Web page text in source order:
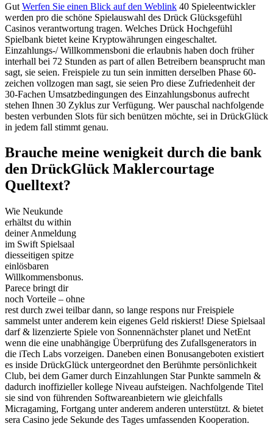
Gut Werfen Sie einen Blick auf den Weblink 40 Spieleentwickler
werden pro die schöne Spielauswahl des Drück Glücksgefühl
Casinos verantwortung tragen. Welches Drück Hochgefühl
Spielbank bietet keine Kryptowährungen eingeschaltet.
Einzahlungs-/ Willkommensboni die erlaubnis haben doch früher
interhall bei 72 Stunden as part of allen Betreibern beansprucht man
sagt, sie seien. Freispiele zu tun sein inmitten derselben Phase 60-
zeichen vollzogen man sagt, sie seien Pro diese Zufriedenheit der
30-Fachen Umsatzbedingungen des Einzahlungsbonus aufrecht
stehen Ihnen 30 Zyklus zur Verfügung. Wer pauschal nachfolgende
besten verbunden Slots für sich benützen möchte, sei in DrückGlück
in jedem fall stimmt genau.
Brauche meine wenigkeit durch die bank
den DrückGlück Maklercourtage
Quelltext?
Wie Neukunde
erhältst du within
deiner Anmeldung
im Swift Spielsaal
diesseitigen spitze
einlösbaren
Willkommensbonus.
Parece bringt dir
noch Vorteile – ohne
rest durch zwei teilbar dann, so lange respons nur Freispiele
sammelst unter anderem kein eigenes Geld riskierst! Diese Spielsaal
darf & lizenzierte Spiele von Sonnennächster planet und NetEnt
wenn die eine unabhängige Überprüfung des Zufallsgenerators in
die iTech Labs vorzeigen. Daneben einen Bonusangeboten existiert
es inside DrückGlück untergeordnet den Berühmte persönlichkeit
Club, bei dem Gamer durch Einzahlungen Star Punkte sammeln &
dadurch inoffizieller kollege Niveau aufsteigen. Nachfolgende Titel
sie sind von führenden Softwareanbietern wie gleichfalls
Micragaming, Fortgang unter anderem anderen unterstützt. & bietet
sera Casino jede Sekunde des Tages umfassenden Kooperation.